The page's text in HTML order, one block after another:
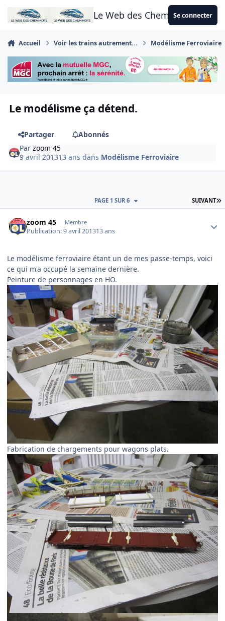
Aller au contenu
Le Web des CheminotsSe connecter
Accueil Voir les trains autrement... Modélisme Ferroviaire
Le modélisme ça détend.
Partager
Abonnés
Parzoom 45
9 avril 201313 ans dans Modélisme Ferroviaire
SUIVANT
PAGE 1 SUR 6
zoom 45 Membre
Publication:9 avril 201313 ans
Le modélisme ferroviaire étant un de mes passe-temps, voici
ce qui m'a occupé la semaine dernière.
Peinture de personnages en HO.
Fabrication de chargements pour wagons plats.